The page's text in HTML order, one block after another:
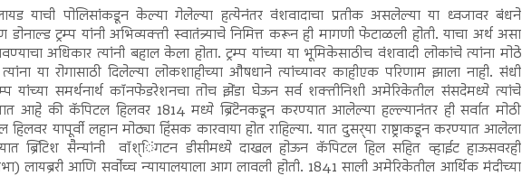
याची पोलिसांकडून केल्या गेलेल्या हत्येनंतर वंशवादाचा प्रतीक असलेल्या या ध्वजावर बंधने
डोनाल्ड ट्रम्प यांनी अभिव्यक्ती स्वातंत्र्याचे निमित्त करून ही मागणी फेटाळली होती. याचा अर्थ असा
अधिकार त्यांनी बहाल केला होता. ट्रम्प यांच्या या भूमिकेसाठीच वंशवादी लोकांचे त्यांना मोठे
या रोगासाठी दिलेल्या लोकशाहीच्या औषधाने त्यांच्यावर काहीएक परिणाम झाला नाही. संधी
ट्रम्प यांच्या समर्थनार्थ कॉनफेडरेशनचा तोच झेंडा घेऊन सर्व शक्तीनिशी अमेरिकेतील संसदेमध्ये त्यांचे
की कॅपिटल हिलवर 1814 मध्ये ब्रिटेनकडून करण्यात आलेल्या हल्ल्यानंतर ही सर्वात मोठी
यापूर्वी लहान मोठ्या हिंसक कारवाया होत राहिल्या. यात दुसर्‍या राष्ट्राकडून करण्यात आलेला
ब्रिटिश सैन्यांनी वॉश्िंगटन डीसीमध्ये दाखल होऊन कॅपिटल हिल सहित व्हाईट हाऊसवरही
लायब्ररी आणि सर्वोच्च न्यायालयाला आग लावली होती. 1841 साली अमेरिकेतील आर्थिक मंदीच्या